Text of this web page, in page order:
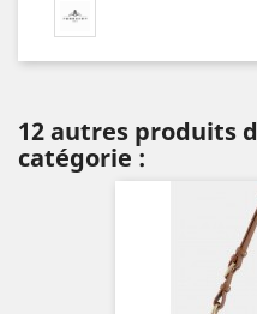
12 autres produits
catégorie :